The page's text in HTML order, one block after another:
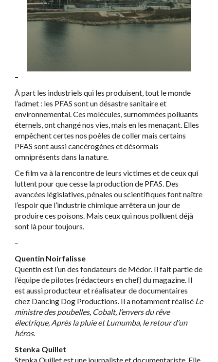
–
À part les industriels qui les produisent, tout le monde
l’admet : les PFAS sont un désastre sanitaire et
environnemental. Ces molécules, surnommées polluants
éternels, ont changé nos vies, mais en les menaçant. Elles
empêchent certes nos poêles de coller mais certains
PFAS sont aussi cancérogènes et désormais
omniprésents dans la nature.
Ce film va à la rencontre de leurs victimes et de ceux qui
luttent pour que cesse la production de PFAS. Des
avancées législatives, pénales ou scientifiques font naître
l’espoir que l’industrie chimique arrêtera un jour de
produire ces poisons. Mais ceux qui nous polluent déjà
sont là pour toujours.
–
Quentin Noirfalisse
Quentin est l’un des fondateurs de Médor. Il fait partie de
l’équipe de pilotes (rédacteurs en chef) du magazine. Il
est aussi producteur et réalisateur de documentaires
chez Dancing Dog Productions. Il a notamment réalisé Le
ministre des poubelles, Cobalt, l’envers du rêve
électrique, Après la pluie et Lumumba, le retour d’un
héros.
Stenka Quillet
Stenka Quillet est une journaliste et documentariste. Elle